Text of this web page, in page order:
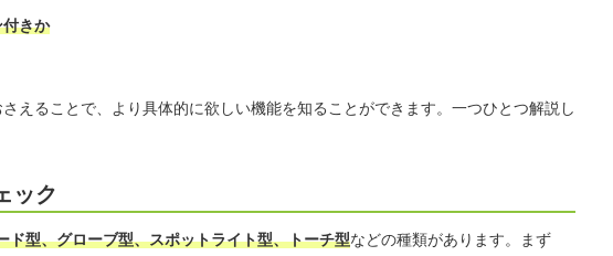
きか
さえることで、より具体的に欲しい機能を知ることができます。一つひとつ解説し
ック
ド型、グローブ型、スポットライト型、トーチ型などの種類があります。まず